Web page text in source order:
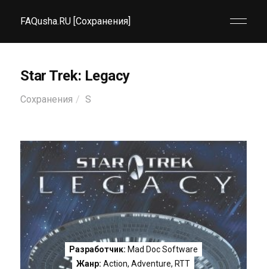
FAQusha.RU [Сохранения]
Star Trek: Legacy
Сохранения S
Разработчик: Mad Doc Software
Жанр: Action,Adventure, RTT